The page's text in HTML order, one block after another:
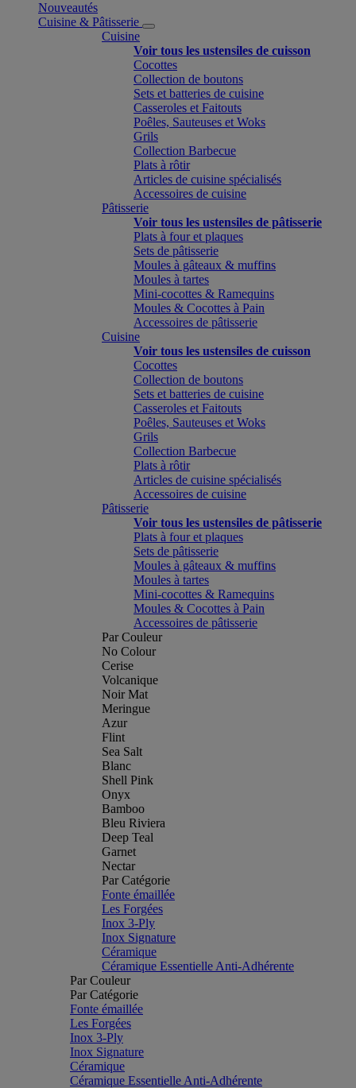
Nouveautés
Cuisine & Pâtisserie
Cuisine
Voir tous les ustensiles de cuisson
Cocottes
Collection de boutons
Sets et batteries de cuisine
Casseroles et Faitouts
Poêles, Sauteuses et Woks
Grils
Collection Barbecue
Plats à rôtir
Articles de cuisine spécialisés
Accessoires de cuisine
Pâtisserie
Voir tous les ustensiles de pâtisserie
Plats à four et plaques
Sets de pâtisserie
Moules à gâteaux & muffins
Moules à tartes
Mini-cocottes & Ramequins
Moules & Cocottes à Pain
Accessoires de pâtisserie
Cuisine
Voir tous les ustensiles de cuisson
Cocottes
Collection de boutons
Sets et batteries de cuisine
Casseroles et Faitouts
Poêles, Sauteuses et Woks
Grils
Collection Barbecue
Plats à rôtir
Articles de cuisine spécialisés
Accessoires de cuisine
Pâtisserie
Voir tous les ustensiles de pâtisserie
Plats à four et plaques
Sets de pâtisserie
Moules à gâteaux & muffins
Moules à tartes
Mini-cocottes & Ramequins
Moules & Cocottes à Pain
Accessoires de pâtisserie
Par Couleur
No Colour
Cerise
Volcanique
Noir Mat
Meringue
Azur
Flint
Sea Salt
Blanc
Shell Pink
Onyx
Bamboo
Bleu Riviera
Deep Teal
Garnet
Nectar
Par Catégorie
Fonte émaillée
Les Forgées
Inox 3-Ply
Inox Signature
Céramique
Céramique Essentielle Anti-Adhérente
Par Couleur
Par Catégorie
Fonte émaillée
Les Forgées
Inox 3-Ply
Inox Signature
Céramique
Céramique Essentielle Anti-Adhérente